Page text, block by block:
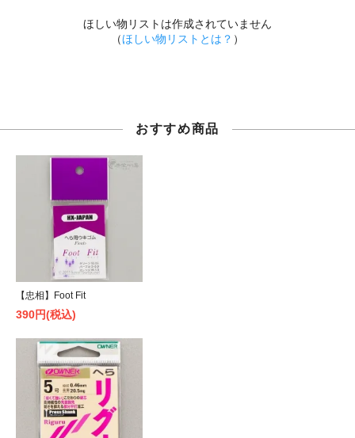
ほしい物リストは作成されていません
（ほしい物リストとは？ ）
おすすめ商品
【忠相】Foot Fit
390円(税込)